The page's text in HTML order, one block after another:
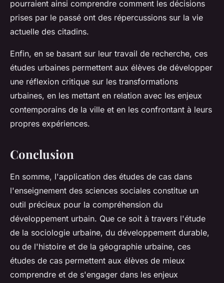
pourraient ainsi comprendre comment les décisions
prises par le passé ont des répercussions sur la vie
actuelle des citadins.
Enfin, en se basant sur leur travail de recherche, ces
études urbaines permettent aux élèves de développer
une réflexion critique sur les transformations
urbaines, en les mettant en relation avec les enjeux
contemporains de la ville et en les confrontant à leurs
propres expériences.
Conclusion
En somme, l'application des études de cas dans
l'enseignement des sciences sociales constitue un
outil précieux pour la compréhension du
développement urbain. Que ce soit à travers l'étude
de la sociologie urbaine, du développement durable,
ou de l'histoire et de la géographie urbaine, ces
études de cas permettent aux élèves de mieux
comprendre et de s'engager dans les enjeux